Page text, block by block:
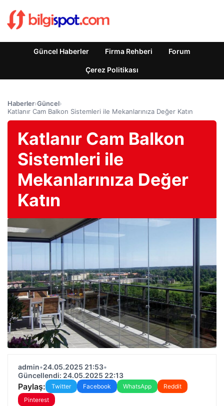
Güncel Haberler Firma Rehberi Forum
Çerez Politikası
Haberler›Güncel›
Katlanır Cam Balkon Sistemleri ile Mekanlarınıza Değer Katın
Katlanır Cam Balkon
Sistemleri ile
Mekanlarınıza Değer
Katın
admin•24.05.2025 21:53•
Güncellendi: 24.05.2025 22:13
Paylaş: Twitter Facebook WhatsApp
Reddit
Pinterest